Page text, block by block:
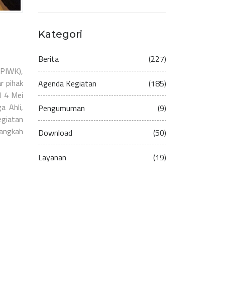
pihak
4 Mei
Ahli,
Kategori
Berita (227)
Agenda Kegiatan (185)
Pengumuman (9)
Download (50)
Layanan (19)